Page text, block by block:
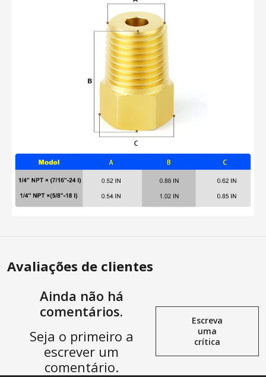
Avaliações de clientes
Ainda não há
comentários.
Seja o primeiro a
escrever um
comentário.
Escreva
uma
crítica